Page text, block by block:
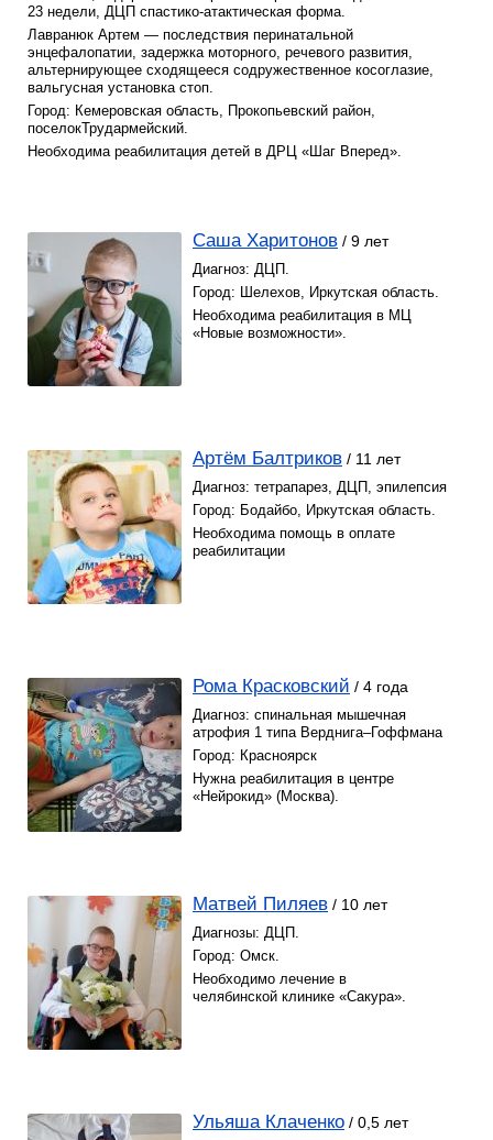
23 недели, ДЦП спастико-атактическая форма.
Лавранюк Артем — последствия перинатальной
энцефалопатии, задержка моторного, речевого развития,
альтернирующее сходящееся содружественное косоглазие,
вальгусная установка стоп.
Город: Кемеровская область, Прокопьевский район,
поселокТрудармейский.
Необходима реабилитация детей в ДРЦ «Шаг Вперед».
Саша Харитонов / 9 лет
Диагноз: ДЦП.
Город: Шелехов, Иркутская область.
Необходима реабилитация в МЦ
«Новые возможности».
Артём Балтриков / 11 лет
Диагноз: тетрапарез, ДЦП, эпилепсия
Город: Бодайбо, Иркутская область.
Необходима помощь в оплате
реабилитации
Рома Красковский / 4 года
Диагноз: спинальная мышечная
атрофия 1 типа Верднига–Гоффмана
Город: Красноярск
Нужна реабилитация в центре
«Нейрокид» (Москва).
Матвей Пиляев / 10 лет
Диагнозы: ДЦП.
Город: Омск.
Необходимо лечение в
челябинской клинике «Сакура».
Ульяша Клаченко / 0,5 лет